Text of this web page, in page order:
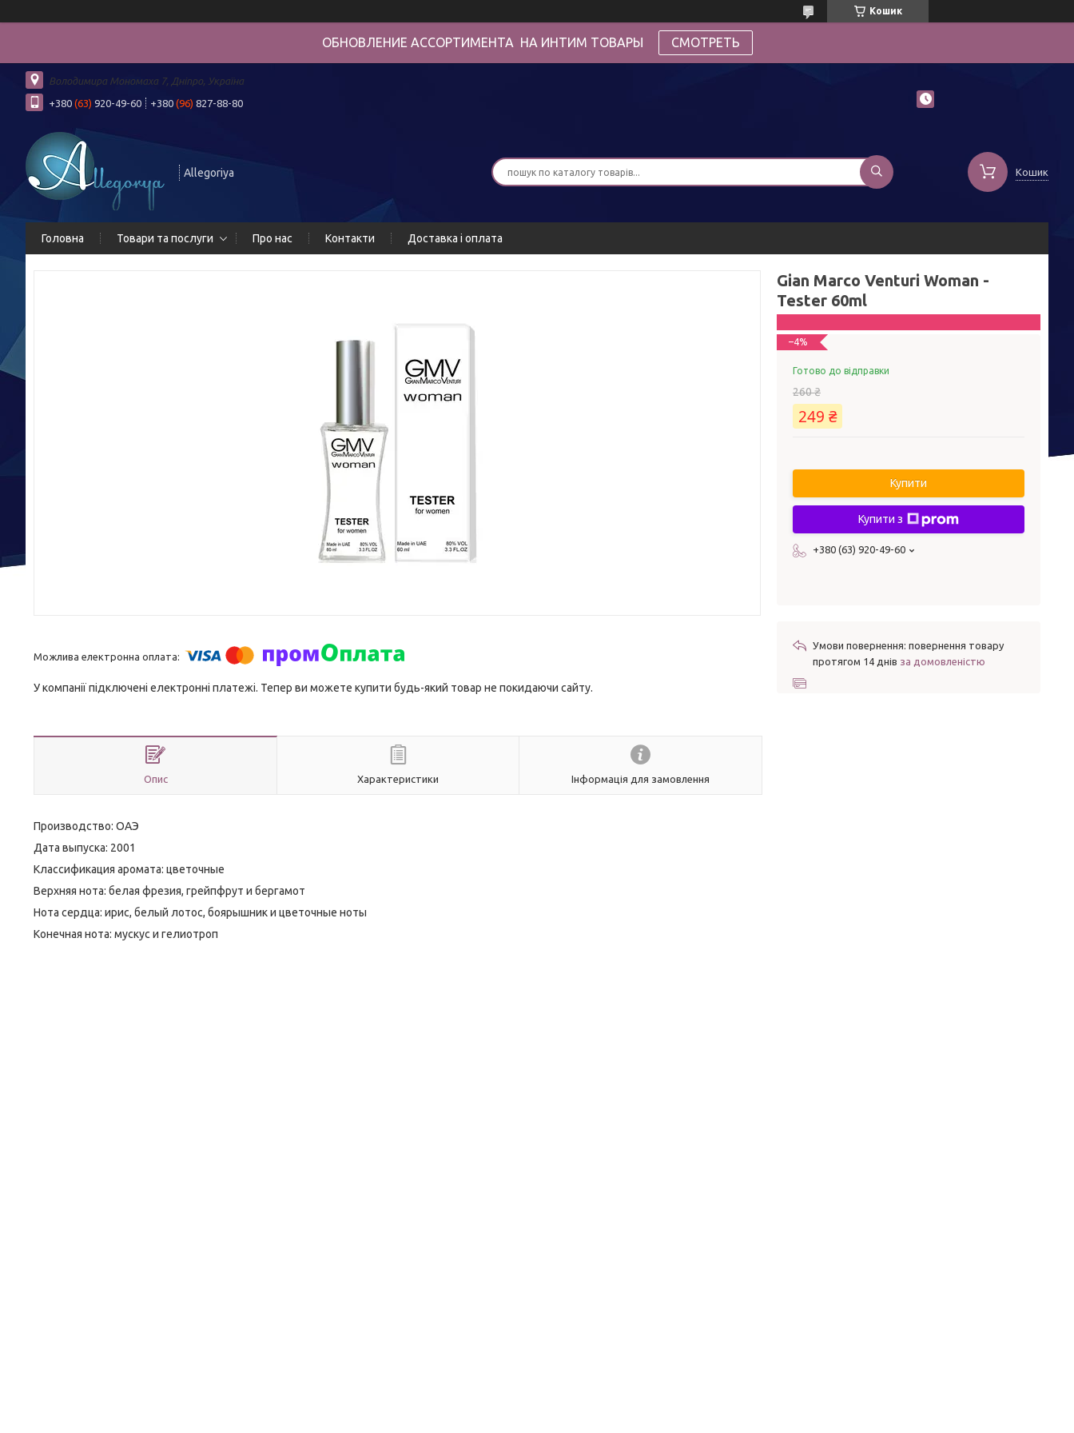
Кошик
ОБНОВЛЕНИЕ АССОРТИМЕНТА НА ИНТИМ ТОВАРЫ СМОТРЕТЬ
Володимира Мономаха 7, Дніпро, Україна
+380 (63) 920-49-60 +380 (96) 827-88-80
Allegoriya Кошик
Головна Товари та послуги Про нас Контакти Доставка і оплата
У компанії підключені електронні платежі. Тепер ви можете купити будь-який товар не покидаючи сайту.
Опис Характеристики Інформація для замовлення
Производство: ОАЭ
Дата выпуска: 2001
Классификация аромата: цветочные
Верхняя нота: белая фрезия, грейпфрут и бергамот
Нота сердца: ирис, белый лотос, боярышник и цветочные ноты
Конечная нота: мускус и гелиотроп
Gian Marco Venturi Woman -
Tester 60ml
–4%
Готово до відправки
260 ₴
249 ₴
Купити
Купити з
+380 (63) 920-49-60
повернення товару
протягом 14 днів за домовленістю